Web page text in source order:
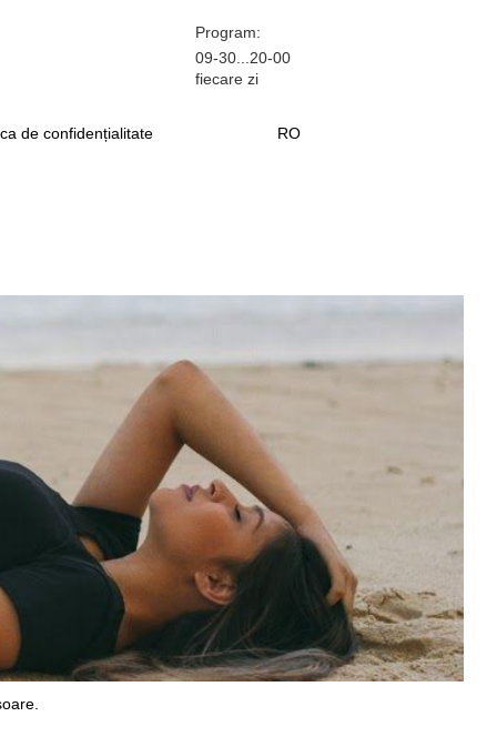
Program:
09-30...20-00
fiecare zi
de confidențialitate RO